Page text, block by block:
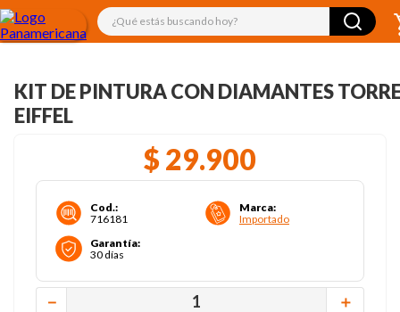
¿Qué estás buscando hoy?
KIT DE PINTURA CON DIAMANTES
EIFFEL
$ 29.900
Cod.:
716181
Marca:
Importado
Garantía:
30 días
＋
－